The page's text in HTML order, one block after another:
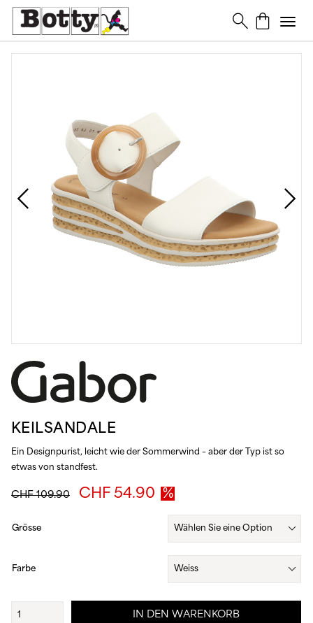
KEILSANDALE
Ein Designpurist, leicht wie der Sommerwind – aber der Typ ist so
etwas von standfest.
CHF109.90
Ursprünglicher
CHF 54.90
ist:
CHF 54.90.
Grösse
Farbe
Keilsandale
Menge
IN DEN WARENKORB